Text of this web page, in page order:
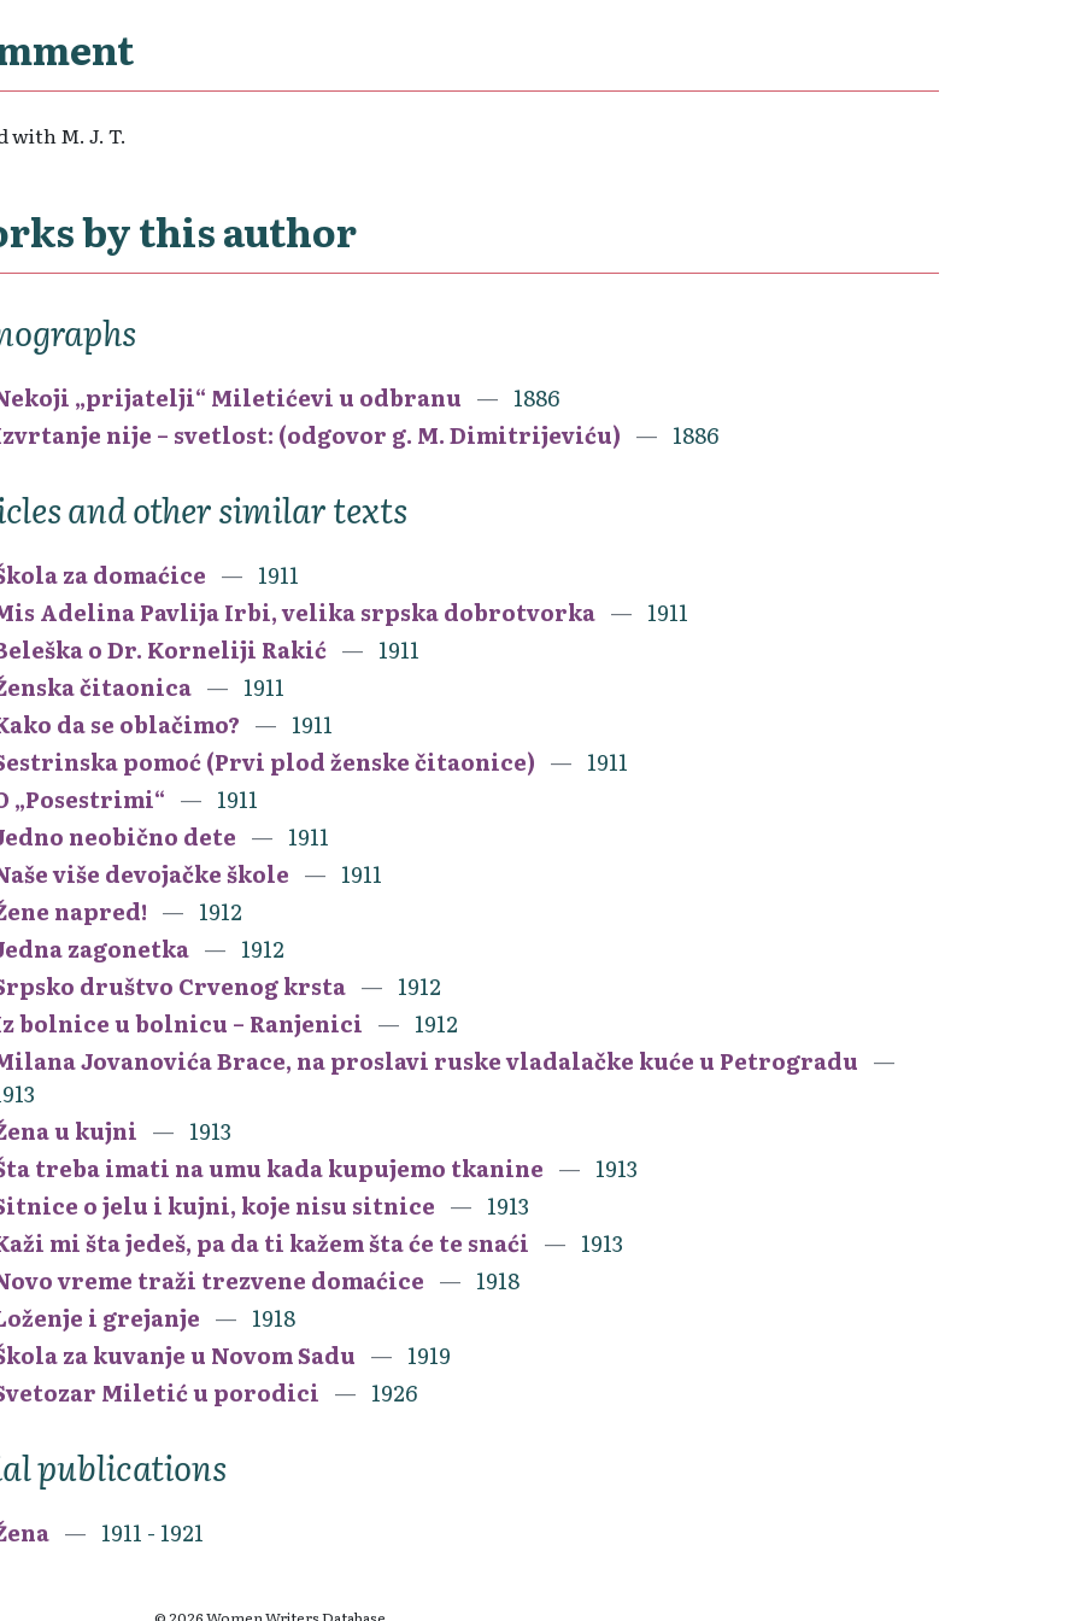
with M. J. T.
by this author
„prijatelji“ Miletićevi u odbranu
1886
nije – svetlost: (odgovor g. M. Dimitrijeviću)
1886
and other similar texts
za domaćice
1911
Adelina Pavlija Irbi, velika srpska dobrotvorka
1911
o Dr. Korneliji Rakić
1911
čitaonica
1911
da se oblačimo?
1911
pomoć (Prvi plod ženske čitaonice)
1911
„Posestrimi“
1911
neobično dete
1911
više devojačke škole
1911
napred!
1912
zagonetka
1912
društvo Crvenog krsta
1912
bolnice u bolnicu – Ranjenici
1912
Jovanovića Brace, na proslavi ruske vladalačke kuće u Petrogradu
u kujni
1913
treba imati na umu kada kupujemo tkanine
1913
o jelu i kujni, koje nisu sitnice
1913
mi šta jedeš, pa da ti kažem šta će te snaći
1913
vreme traži trezvene domaćice
1918
i grejanje
1918
za kuvanje u Novom Sadu
1919
Miletić u porodici
1926
publications
1911 - 1921